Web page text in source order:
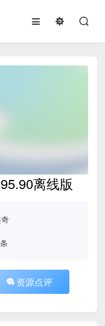
离线版
资源点评